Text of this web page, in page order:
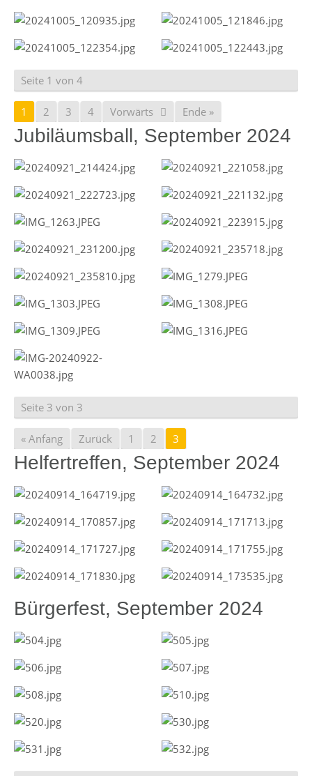
Seite 1 von 4
1 2 3 4 Vorwärts Ende »
Jubiläumsball, September 2024
Seite 3 von 3
« Anfang Zurück 1 2 3
Helfertreffen, September 2024
Bürgerfest, September 2024